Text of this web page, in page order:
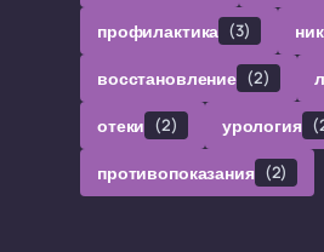
профилактика (3)
восстановление (2)
отеки (2) урология
противопоказания (2)